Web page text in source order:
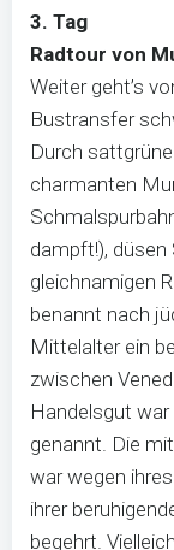
3. Tag
Radtour von
Weiter geht’s
Bustransfer
Durch
charmanten
dampft!), düsen
gleichnamigen
benannt nach
Mittelalter ein
zwischen
Handelsgut war
genannt. Die
war wegen
ihrer
begehrt.